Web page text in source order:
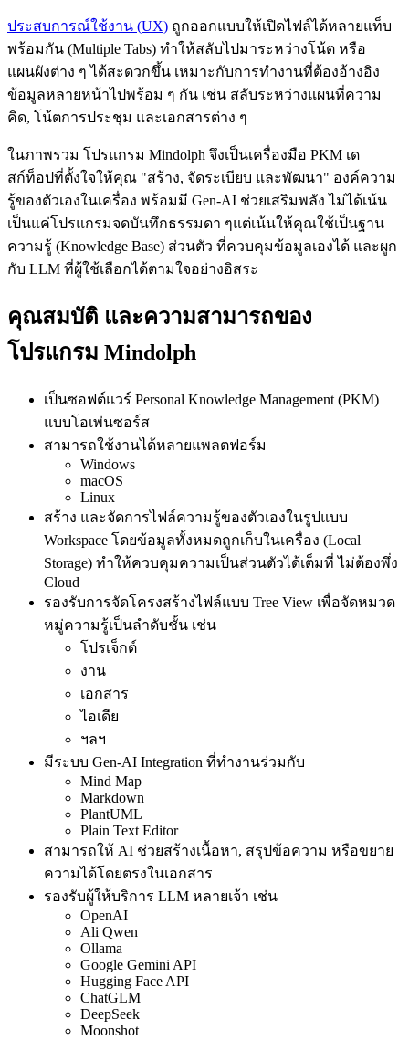
ประสบการณ์ใช้งาน (UX) ถูกออกแบบให้เปิดไฟล์ได้หลายแท็บ
พร้อมกัน (Multiple Tabs) ทำให้สลับไปมาระหว่างโน้ต หรือ
แผนผังต่าง ๆ ได้สะดวกขึ้น เหมาะกับการทำงานที่ต้องอ้างอิง
ข้อมูลหลายหน้าไปพร้อม ๆ กัน เช่น สลับระหว่างแผนที่ความ
คิด, โน้ตการประชุม และเอกสารต่าง ๆ
ในภาพรวม โปรแกรม Mindolph จึงเป็นเครื่องมือ PKM เด
สก์ท็อปที่ตั้งใจให้คุณ "สร้าง, จัดระเบียบ และพัฒนา" องค์ความ
รู้ของตัวเองในเครื่อง พร้อมมี Gen‑AI ช่วยเสริมพลัง ไม่ได้เน้น
เป็นแค่โปรแกรมจดบันทึกธรรมดา ๆแต่เน้นให้คุณใช้เป็นฐาน
ความรู้ (Knowledge Base) ส่วนตัว ที่ควบคุมข้อมูลเองได้ และผูก
กับ LLM ที่ผู้ใช้เลือกได้ตามใจอย่างอิสระ
คุณสมบัติ และความสามารถของ
โปรแกรม Mindolph
เป็นซอฟต์แวร์ Personal Knowledge Management (PKM)
แบบโอเพ่นซอร์ส
สามารถใช้งานได้หลายแพลตฟอร์ม
Windows
macOS
Linux
สร้าง และจัดการไฟล์ความรู้ของตัวเองในรูปแบบ
Workspace โดยข้อมูลทั้งหมดถูกเก็บในเครื่อง (Local
Storage) ทำให้ควบคุมความเป็นส่วนตัวได้เต็มที่ ไม่ต้องพึ่ง
Cloud
รองรับการจัดโครงสร้างไฟล์แบบ Tree View เพื่อจัดหมวด
หมู่ความรู้เป็นลำดับชั้น เช่น
โปรเจ็กต์
งาน
เอกสาร
ไอเดีย
ฯลฯ
มีระบบ Gen‑AI Integration ที่ทำงานร่วมกับ
Mind Map
Markdown
PlantUML
Plain Text Editor
สามารถให้ AI ช่วยสร้างเนื้อหา, สรุปข้อความ หรือขยาย
ความได้โดยตรงในเอกสาร
รองรับผู้ให้บริการ LLM หลายเจ้า เช่น
OpenAI
Ali Qwen
Ollama
Google Gemini API
Hugging Face API
ChatGLM
DeepSeek
Moonshot